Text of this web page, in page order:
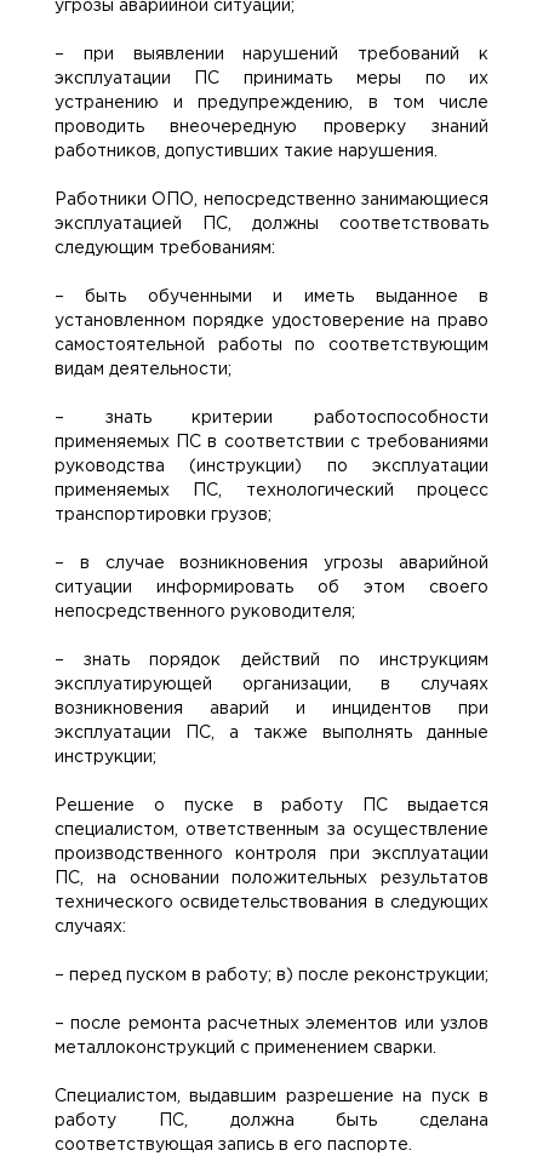
угрозы аварийной ситуации;
– при выявлении нарушений требований к
эксплуатации ПС принимать меры по их
устранению и предупреждению, в том числе
проводить внеочередную проверку знаний
работников, допустивших такие нарушения.
Работники ОПО, непосредственно занимающиеся
эксплуатацией ПС, должны соответствовать
следующим требованиям:
– быть обученными и иметь выданное в
установленном порядке удостоверение на право
самостоятельной работы по соответствующим
видам деятельности;
– знать критерии работоспособности
применяемых ПС в соответствии с требованиями
руководства (инструкции) по эксплуатации
применяемых ПС, технологический процесс
транспортировки грузов;
– в случае возникновения угрозы аварийной
ситуации информировать об этом своего
непосредственного руководителя;
– знать порядок действий по инструкциям
эксплуатирующей организации, в случаях
возникновения аварий и инцидентов при
эксплуатации ПС, а также выполнять данные
инструкции;
Решение о пуске в работу ПС выдается
специалистом, ответственным за осуществление
производственного контроля при эксплуатации
ПС, на основании положительных результатов
технического освидетельствования в следующих
случаях:
– перед пуском в работу; в) после реконструкции;
– после ремонта расчетных элементов или узлов
металлоконструкций с применением сварки.
Специалистом, выдавшим разрешение на пуск в
работу ПС, должна быть сделана
соответствующая запись в его паспорте.